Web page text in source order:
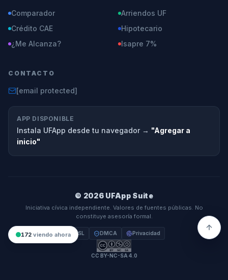
Comparador
Arriendos UF
Crédito CAE
Hipotecario
¿Me Alcanza?
Isapre 7%
CONTACTO
[email protected]
APP DISPONIBLE
Instala UFApp desde tu navegador → "Agregar a
inicio"
© 2026 UFApp Suite
Iniciativa cívica independiente. Valores de fuentes públicas. No
constituye asesoría formal.
SSL DMCA Privacidad
CC BY-NC-SA 4.0
172 viendo ahora